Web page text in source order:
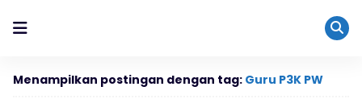
Menampilkan postingan dengan tag: Guru P3K PW